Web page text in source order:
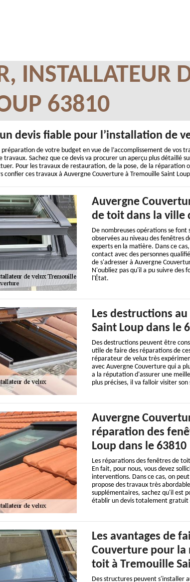
INSTALLATEUR
63810
devis fiable pour l’installation de
préparation de votre budget en vue de l’accomplissement de vos
travaux. Sachez que ce devis va procurer un aperçu plus détaillé
Pour les travaux de restauration, de la pose, de la réparation
confier ces travaux à Auvergne Couverture à Tremouille Saint
Auvergne
de toit dans la ville
De nombreuses opérations se
observées au niveau des fenêtres
experts en la matière. Dans ce
contact avec des personnes
de s'adresser à Auvergne
N'oubliez pas qu'il a pu suivre des
l'État.
Les destructions
Saint Loup dans le
Des destructions peuvent être
utile de faire des réparations de
réparateur de velux très
avec Auvergne Couverture qui a
a la réputation d'assurer une
plus précises, il va falloir visiter
Auvergne
réparation des
Loup dans le 63810
Les réparations des fenêtres de
En fait, pour nous, vous devez
interventions. Dans ce cas, on
propose des travaux très
supplémentaires, sachez qu'il est
établir un devis totalement gratuit
Les avantages de
Couverture pour la
toit à Tremouille
Des structures peuvent s'installer